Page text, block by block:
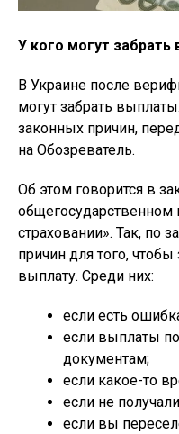
У кого могут забрать
В Украине после
могут забрать
законных причин,
на Обозреватель.
Об этом говорится в
общегосударственном
страховании». Так, по
причин для того,
выплату. Среди них:
если есть
если выплаты
документам;
если какое-то
если не
если вы